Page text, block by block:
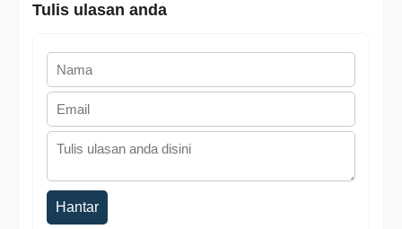
Tulis ulasan anda
Hantar